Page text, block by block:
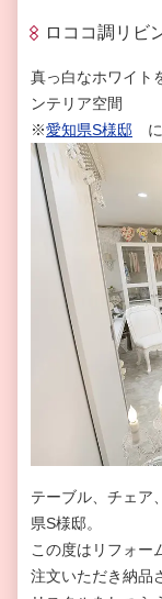
ロココ調リビ
真っ白なホワイト
ンテリア空間
※愛知県S様邸 に
テーブル、チェア
県S様邸。
この度はリフォー
注文いただき納品